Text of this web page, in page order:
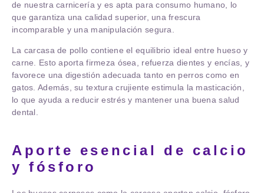
de nuestra carnicería y es apta para consumo humano, lo
que garantiza una calidad superior, una frescura
incomparable y una manipulación segura.
La carcasa de pollo contiene el equilibrio ideal entre hueso y
carne. Esto aporta firmeza ósea, refuerza dientes y encías, y
favorece una digestión adecuada tanto en perros como en
gatos. Además, su textura crujiente estimula la masticación,
lo que ayuda a reducir estrés y mantener una buena salud
dental.
Aporte esencial de calcio
y fósforo